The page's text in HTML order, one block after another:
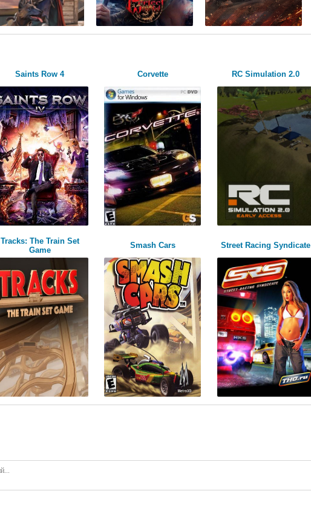
Saints Row 4 Corvette RC Simulation 2.0
Tracks: The Train Set
Game
Smash Cars Street Racing Syndicate